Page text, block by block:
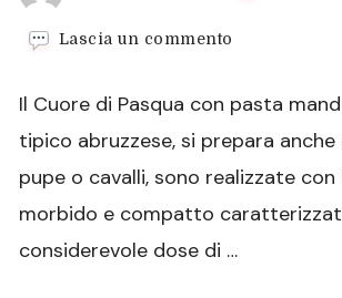
Lascia un commento
Pasqua
pasta
mandorla
Il Cuore di Pasqua con pasta
tipico abruzzese, si prepara
pupe o cavalli, sono realizzate
morbido e compatto
considerevole dose di …